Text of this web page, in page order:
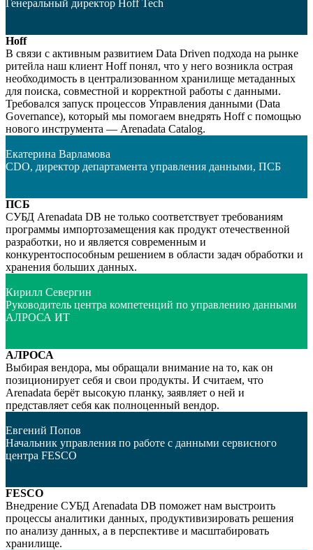
Генеральный директор Hoff Tech
Hoff
В связи с активным развитием Data Driven подхода на рынке
ритейла наш клиент Hoff понял, что у него возникла острая
необходимость в централизованном хранилище метаданных
для поиска, совместной и корректной работы с данными.
Требовался запуск процессов Управления данными (Data
Governance), который мы помогаем внедрять Hoff с помощью
нового инструмента — Arenadata Catalog.
Екатерина Варламова
CDO, директор департамента управления данными, ПСБ
ПСБ
СУБД Arenadata DB не только соответствует требованиям
программы импортозамещения как продукт отечественной
разработки, но и является современным и
конкурентоспособным решением в области задач обработки и
хранения больших данных.
Кирилл Севергин
Руководитель центра компетенций по управлению данными
АЛРОСА ИТ
АЛРОСА
Выбирая вендора, мы обращали внимание на то, как он
позиционирует себя и свои продукты. И считаем, что
Arenadata берёт высокую планку, заявляет о ней и
представляет себя как полноценный вендор.
Евгений Попов
Начальник управления по работе с данными сервисного
центра FESCO
FESCO
Внедрение СУБД Arenadata DB поможет нам выстроить
процессы аналитики данных, продуктивизировать решения
по анализу данных, а в перспективе и масштабировать
хранилище.